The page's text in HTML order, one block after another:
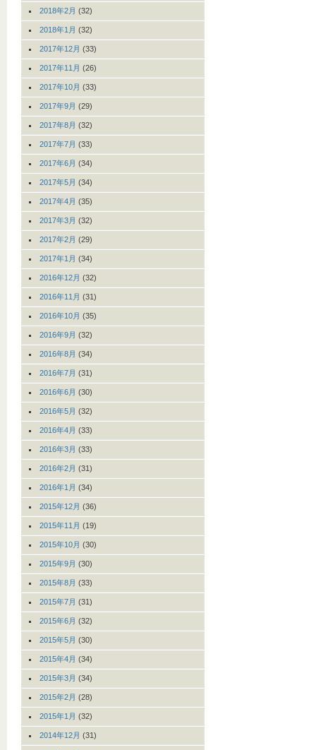
2018年2月 (32)
2018年1月 (32)
2017年12月 (33)
2017年11月 (26)
2017年10月 (33)
2017年9月 (29)
2017年8月 (32)
2017年7月 (33)
2017年6月 (34)
2017年5月 (34)
2017年4月 (35)
2017年3月 (32)
2017年2月 (29)
2017年1月 (34)
2016年12月 (32)
2016年11月 (31)
2016年10月 (35)
2016年9月 (32)
2016年8月 (34)
2016年7月 (31)
2016年6月 (30)
2016年5月 (32)
2016年4月 (33)
2016年3月 (33)
2016年2月 (31)
2016年1月 (34)
2015年12月 (36)
2015年11月 (19)
2015年10月 (30)
2015年9月 (30)
2015年8月 (33)
2015年7月 (31)
2015年6月 (32)
2015年5月 (30)
2015年4月 (34)
2015年3月 (34)
2015年2月 (28)
2015年1月 (32)
2014年12月 (31)